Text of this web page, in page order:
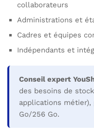
collaborateurs
Administrations et
Cadres et équipes
Indépendants et
Conseil expert
des besoins de
applications
Go/256 Go.